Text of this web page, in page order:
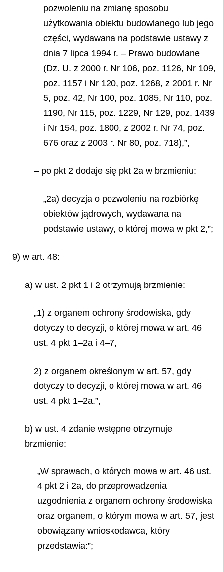
pozwoleniu na zmianę sposobu
użytkowania obiektu budowlanego lub jego
części, wydawana na podstawie ustawy z
dnia 7 lipca 1994 r. – Prawo budowlane
(Dz. U. z 2000 r. Nr 106, poz. 1126, Nr 109,
poz. 1157 i Nr 120, poz. 1268, z 2001 r. Nr
5, poz. 42, Nr 100, poz. 1085, Nr 110, poz.
1190, Nr 115, poz. 1229, Nr 129, poz. 1439
i Nr 154, poz. 1800, z 2002 r. Nr 74, poz.
676 oraz z 2003 r. Nr 80, poz. 718),”,
– po pkt 2 dodaje się pkt 2a w brzmieniu:
„2a) decyzja o pozwoleniu na rozbiórkę
obiektów jądrowych, wydawana na
podstawie ustawy, o której mowa w pkt 2,”;
9) w art. 48:
a) w ust. 2 pkt 1 i 2 otrzymują brzmienie:
„1) z organem ochrony środowiska, gdy
dotyczy to decyzji, o której mowa w art. 46
ust. 4 pkt 1–2a i 4–7,
2) z organem określonym w art. 57, gdy
dotyczy to decyzji, o której mowa w art. 46
ust. 4 pkt 1–2a.”,
b) w ust. 4 zdanie wstępne otrzymuje
brzmienie:
„W sprawach, o których mowa w art. 46 ust.
4 pkt 2 i 2a, do przeprowadzenia
uzgodnienia z organem ochrony środowiska
oraz organem, o którym mowa w art. 57, jest
obowiązany wnioskodawca, który
przedstawia:”;